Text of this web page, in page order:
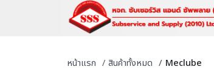
หน้าแรก สินค้าทั้งหมด Meclube